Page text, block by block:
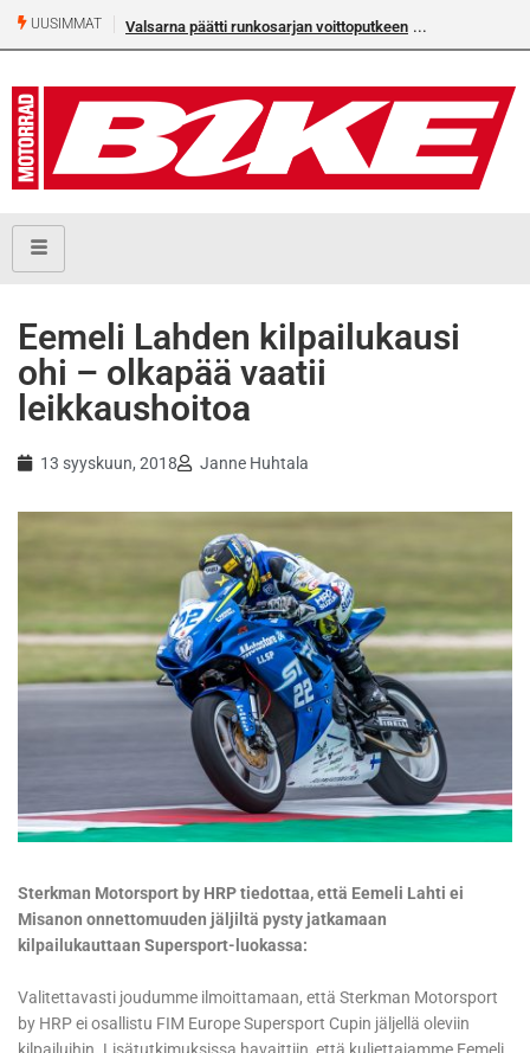
UUSIMMAT Valsarna päätti runkosarjan voittoputkeen
Eemeli Lahden kilpailukausi
ohi – olkapää vaatii
leikkaushoitoa
13 syyskuun, 2018 Janne Huhtala
Sterkman Motorsport by HRP tiedottaa, että Eemeli Lahti ei
Misanon onnettomuuden jäljiltä pysty jatkamaan
kilpailukauttaan Supersport-luokassa:
Valitettavasti joudumme ilmoittamaan, että Sterkman Motorsport
by HRP ei osallistu FIM Europe Supersport Cupin jäljellä oleviin